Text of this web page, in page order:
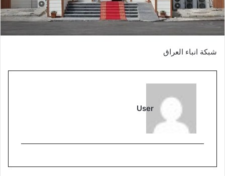
شبكة انباء العراق
User